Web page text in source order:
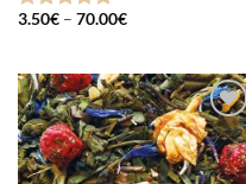
Hinnanguga
3.50€ – 70.00€Hinnavahemik:
Lisa
lemmikuks